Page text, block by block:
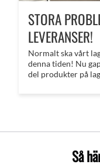
STORA
LEVERANSER!
Normalt ska vårt
denna tiden! Nu
del produkter på
Så